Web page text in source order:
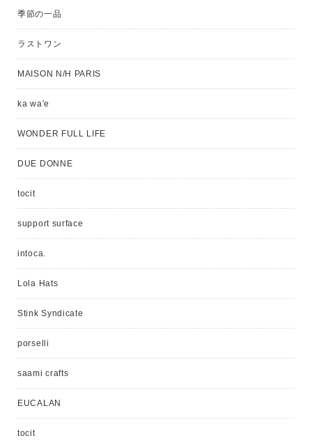
季節の一品
ラストワン
MAISON N/H PARIS
ka wa'e
WONDER FULL LIFE
DUE DONNE
tocit
support surface
intoca.
Lola Hats
Stink Syndicate
porselli
saami crafts
EUCALAN
tocit